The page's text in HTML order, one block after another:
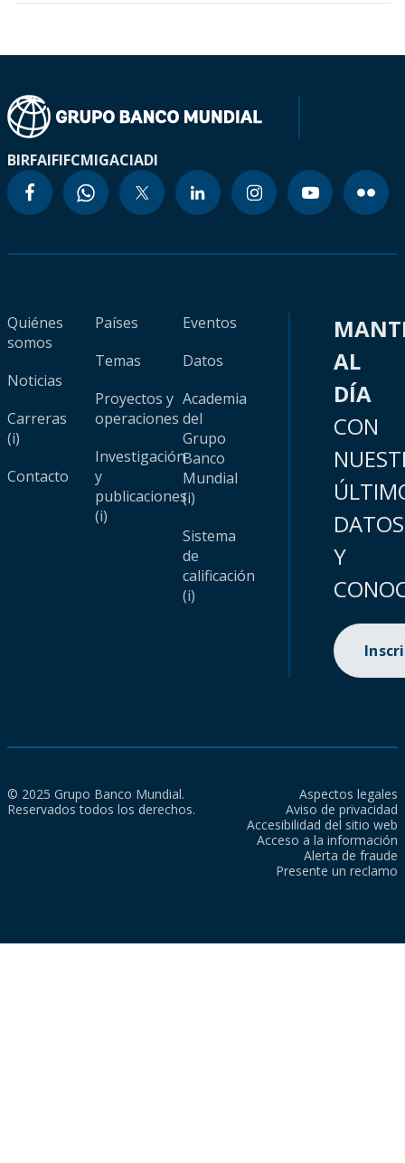
BIRFAIFIFCMIGACIADI
Quiénes
somos
Noticias
Carreras
(i)
Contacto
Países
Temas
Proyectos y
operaciones
Investigación
y
publicaciones
(i)
Eventos
Datos
Academia
del
Grupo
Banco
Mundial
(i)
Sistema
de
calificación
(i)
AL
DÍA
CON
DATOS
Y
© 2025 Grupo Banco Mundial.
Reservados todos los derechos.
Aspectos legales
Aviso de privacidad
Accesibilidad del sitio web
Acceso a la información
Alerta de fraude
Presente un reclamo